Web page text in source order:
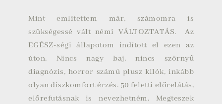
Mint említettem már, számomra is
szükségessé vált némi VÁLTOZTATÁS. Az
EGÉSZ-ségi állapotom indított el ezen az
úton. Nincs nagy baj, nincs szörnyű
diagnózis, horror számú plusz kilók, inkább
olyan diszkomfort érzés. 50 feletti előrelátás,
előrefutásnak is nevezhetném. Megteszek